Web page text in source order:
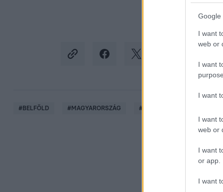
Google
I want
web or
I want
I want
I want
web or
I want
or app.
I want
#BELFÖLD #MAGYARORSZÁG #